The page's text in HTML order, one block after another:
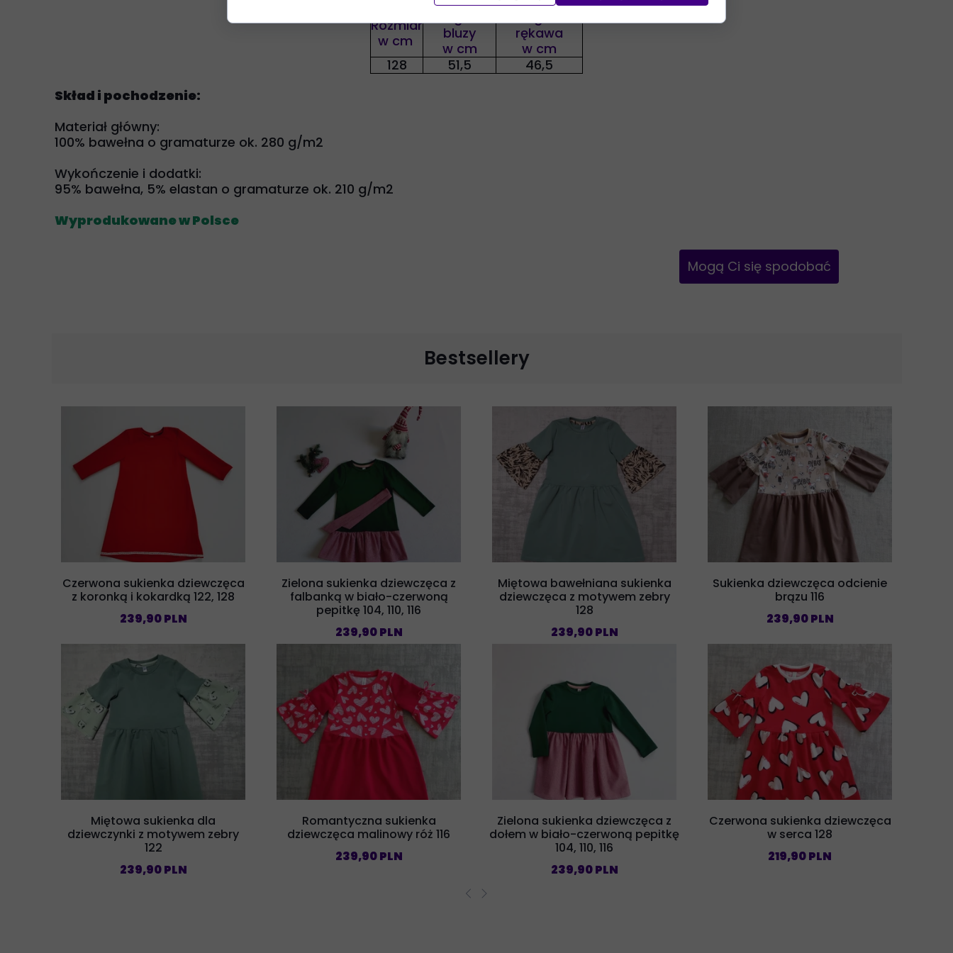
Rozmiar
w cm
bluzy
w cm
rękawa
w cm
128
51,5
46,5
Skład i pochodzenie:
Materiał główny:
100% bawełna o gramaturze ok. 280 g/m2
Wykończenie i dodatki:
95% bawełna, 5% elastan o gramaturze ok. 210 g/m2
Wyprodukowane w Polsce
Mogą Ci się spodobać
Czerwona sukienka dziewczęca
z koronką i kokardką 122, 128
239,90 PLN
Zielona sukienka dziewczęca z
falbanką w biało-czerwoną
pepitkę 104, 110, 116
239,90 PLN
Miętowa bawełniana sukienka
dziewczęca z motywem zebry
128
239,90 PLN
Sukienka dziewczęca odcienie
brązu 116
239,90 PLN
Miętowa sukienka dla
dziewczynki z motywem zebry
122
239,90 PLN
Romantyczna sukienka
dziewczęca malinowy róż 116
239,90 PLN
Zielona sukienka dziewczęca z
dołem w biało-czerwoną pepitkę
104, 110, 116
239,90 PLN
Czerwona sukienka dziewczęca
w serca 128
219,90 PLN
Bestsellery